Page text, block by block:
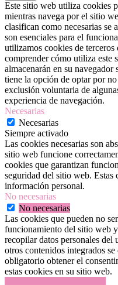
Este sitio web utiliza cookies
mientras navega por el sitio
clasifican como necesarias se
son esenciales para el
utilizamos cookies de
comprender cómo utiliza este
almacenarán en su
tiene la opción de optar por
exclusión voluntaria de
experiencia de navegación.
Necesarias
Necesarias
Siempre activado
Las cookies necesarias son
sitio web funcione
cookies que garantizan
seguridad del sitio web. Estas
información personal.
No necesarias
No necesarias
Las cookies que pueden no
funcionamiento del sitio web
recopilar datos personales del
otros contenidos integrados
obligatorio obtener el
estas cookies en su sitio web.